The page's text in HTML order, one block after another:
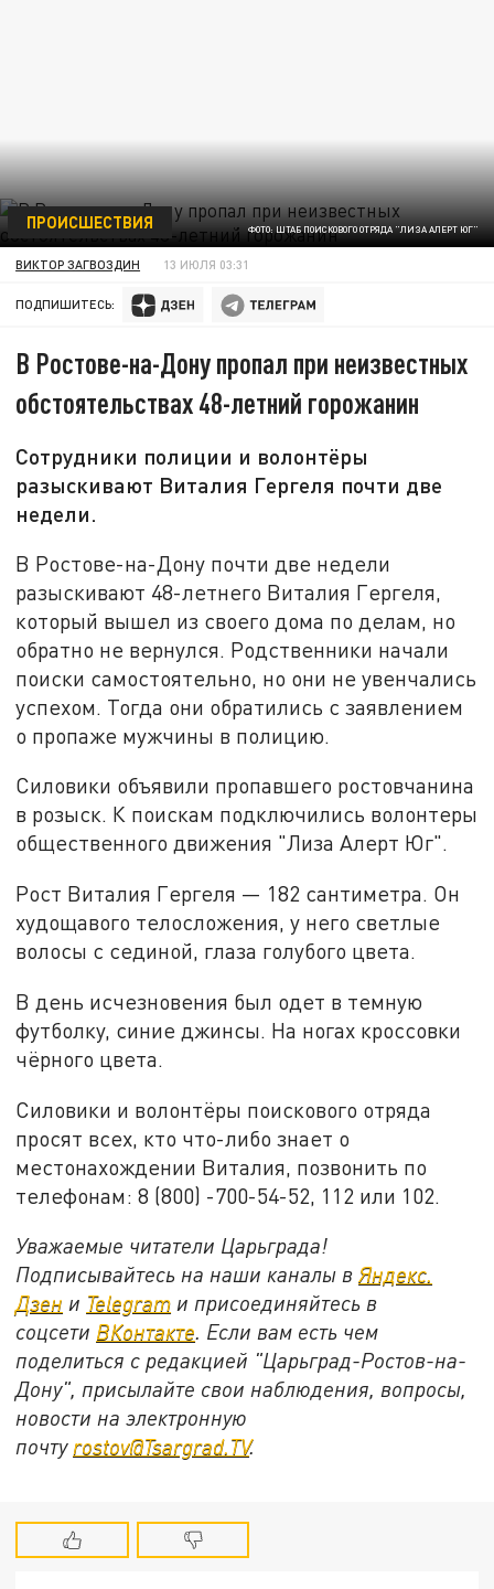
ФОТО: ШТАБ ПОИСКОВОГО ОТРЯДА "ЛИЗА АЛЕРТ ЮГ"
ПРОИСШЕСТВИЯ
ВИКТОР ЗАГВОЗДИН 13 ИЮЛЯ 03:31
ПОДПИШИТЕСЬ:
В Ростове-на-Дону пропал при неизвестных
обстоятельствах 48-летний горожанин
Сотрудники полиции и волонтёры
разыскивают Виталия Гергеля почти две
недели.
В Ростове-на-Дону почти две недели
разыскивают 48-летнего Виталия Гергеля,
который вышел из своего дома по делам, но
обратно не вернулся. Родственники начали
поиски самостоятельно, но они не увенчались
успехом. Тогда они обратились с заявлением
о пропаже мужчины в полицию.
Силовики объявили пропавшего ростовчанина
в розыск. К поискам подключились волонтеры
общественного движения "Лиза Алерт Юг".
Рост Виталия Гергеля — 182 сантиметра. Он
худощавого телосложения, у него светлые
волосы с сединой, глаза голубого цвета.
В день исчезновения был одет в темную
футболку, синие джинсы. На ногах кроссовки
чёрного цвета.
Силовики и волонтёры поискового отряда
просят всех, кто что-либо знает о
местонахождении Виталия, позвонить по
телефонам: 8 (800) -700-54-52, 112 или 102.
Уважаемые читатели Царьграда!
Подписывайтесь на наши каналы вЯндекс.
Дзен и Telegram и присоединяйтесь в
соцсети ВКонтакте. Если вам есть чем
поделиться с редакцией "Царьград-Ростов-на-
Дону", присылайте свои наблюдения, вопросы,
новости на электронную
почту rostov@Tsargrad.ТV.